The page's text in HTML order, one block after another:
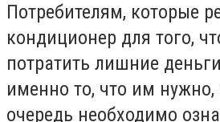
Потребителям, которые
кондиционер для того,
потратить лишние
именно то, что им
очередь необходимо